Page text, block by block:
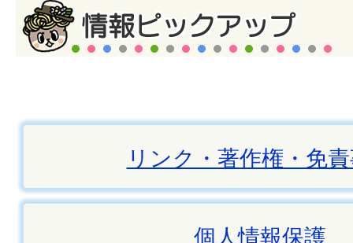
リンク・著作権・免
個人情報保護